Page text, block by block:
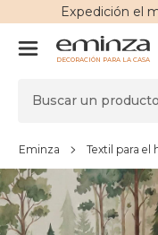
Expedición el
DECORACIÓN PARA LA CASA
Eminza Textil para el